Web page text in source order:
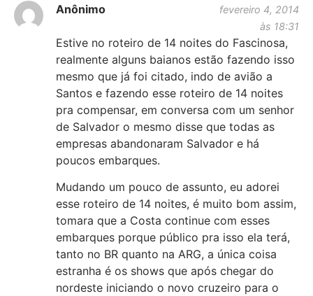
Anônimo
fevereiro 4, 2014
às 18:31
Estive no roteiro de 14 noites do Fascinosa,
realmente alguns baianos estão fazendo isso
mesmo que já foi citado, indo de avião a
Santos e fazendo esse roteiro de 14 noites
pra compensar, em conversa com um senhor
de Salvador o mesmo disse que todas as
empresas abandonaram Salvador e há
poucos embarques.
Mudando um pouco de assunto, eu adorei
esse roteiro de 14 noites, é muito bom assim,
tomara que a Costa continue com esses
embarques porque público pra isso ela terá,
tanto no BR quanto na ARG, a única coisa
estranha é os shows que após chegar do
nordeste iniciando o novo cruzeiro para o